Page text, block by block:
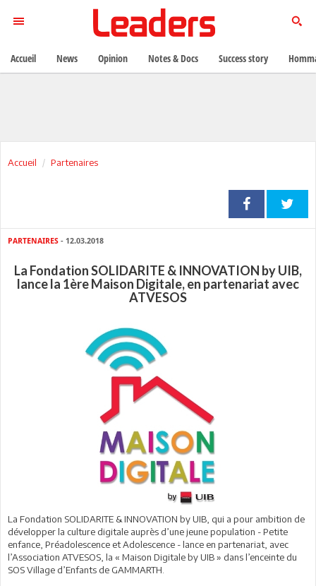
Accueil Partenaires
PARTENAIRES - 12.03.2018
La Fondation SOLIDARITE & INNOVATION by UIB,
lance la 1ère Maison Digitale, en partenariat avec
ATVESOS
La Fondation SOLIDARITE & INNOVATION by UIB, qui a pour ambition de
développer la culture digitale auprès d’une jeune population - Petite
enfance, Préadolescence et Adolescence - lance en partenariat, avec
l’Association ATVESOS, la « Maison Digitale by UIB » dans l’enceinte du
SOS Village d’Enfants de GAMMARTH.
Accueil News Opinion Notes & Docs Success story